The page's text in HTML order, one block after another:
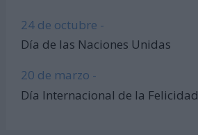
24 de octubre -
Día de las Naciones Unidas
20 de marzo -
Día Internacional de la Felicidad